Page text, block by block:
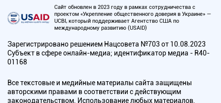
Сайт обновлен в 2023 году в рамках сотрудничества с
проектом «Укрепление общественного доверия в Украине» —
UCBI, который поддерживает Агентство США по
международному развитию (USAID)
Зарегистрировано решением Нацсовета №703 от 10.08.2023
Субъект в сфере онлайн-медиа; идентификатор медиа - R40-
01168
Все текстовые и медийные материалы сайта защищены
авторскими правами в соответствии с действующим
законодательством. Использование любых материалов,